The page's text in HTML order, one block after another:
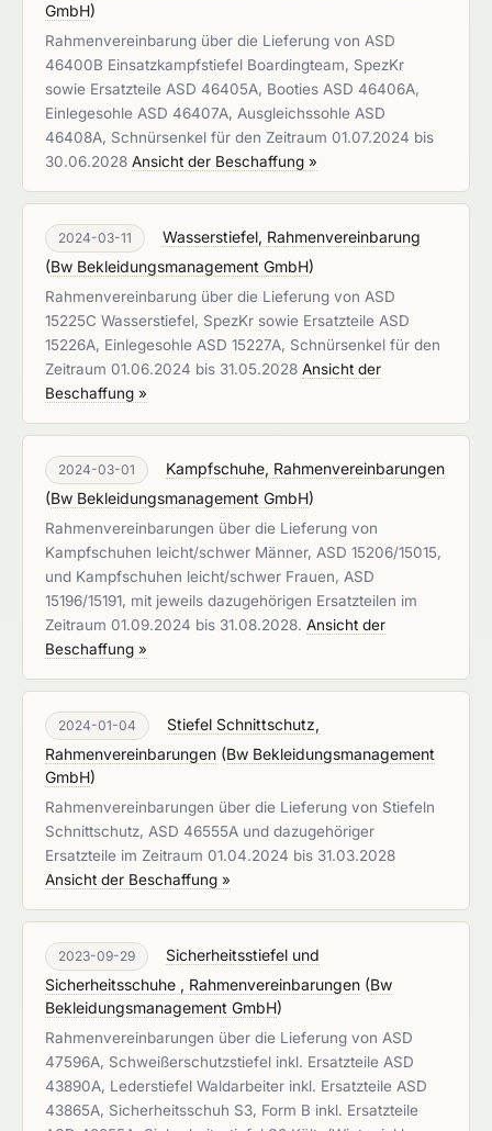
GmbH)
Rahmenvereinbarung über die Lieferung von ASD
46400B Einsatzkampfstiefel Boardingteam, SpezKr
sowie Ersatzteile ASD 46405A, Booties ASD 46406A,
Einlegesohle ASD 46407A, Ausgleichssohle ASD
46408A, Schnürsenkel für den Zeitraum 01.07.2024 bis
30.06.2028 Ansicht der Beschaffung »
2024-03-11
Wasserstiefel, Rahmenvereinbarung
(Bw Bekleidungsmanagement GmbH)
Rahmenvereinbarung über die Lieferung von ASD
15225C Wasserstiefel, SpezKr sowie Ersatzteile ASD
15226A, Einlegesohle ASD 15227A, Schnürsenkel für den
Zeitraum 01.06.2024 bis 31.05.2028 Ansicht der
Beschaffung »
2024-03-01
Kampfschuhe, Rahmenvereinbarungen
(Bw Bekleidungsmanagement GmbH)
Rahmenvereinbarungen über die Lieferung von
Kampfschuhen leicht/schwer Männer, ASD 15206/15015,
und Kampfschuhen leicht/schwer Frauen, ASD
15196/15191, mit jeweils dazugehörigen Ersatzteilen im
Zeitraum 01.09.2024 bis 31.08.2028. Ansicht der
Beschaffung »
2024-01-04
Stiefel Schnittschutz,
Rahmenvereinbarungen (Bw Bekleidungsmanagement
GmbH)
Rahmenvereinbarungen über die Lieferung von Stiefeln
Schnittschutz, ASD 46555A und dazugehöriger
Ersatzteile im Zeitraum 01.04.2024 bis 31.03.2028
Ansicht der Beschaffung »
2023-09-29
Sicherheitsstiefel und
Sicherheitsschuhe , Rahmenvereinbarungen (Bw
Bekleidungsmanagement GmbH)
Rahmenvereinbarungen über die Lieferung von ASD
47596A, Schweißerschutzstiefel inkl. Ersatzteile ASD
43890A, Lederstiefel Waldarbeiter inkl. Ersatzteile ASD
43865A, Sicherheitsschuh S3, Form B inkl. Ersatzteile